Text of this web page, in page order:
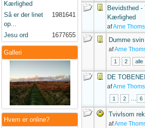
Kærlighed
Så er der linet
op...
1981641
Jesu ord 1677655
Galleri
Hvem er online?
Bevidsthed -
Kærlighed
afArne
Dumme svin
afArne
1 2 alle
DE
afArne
1 2 ... 6
Tvivlsom
afArne